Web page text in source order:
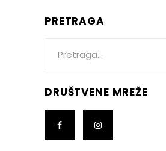
PRETRAGA
DRUŠTVENE MREŽE